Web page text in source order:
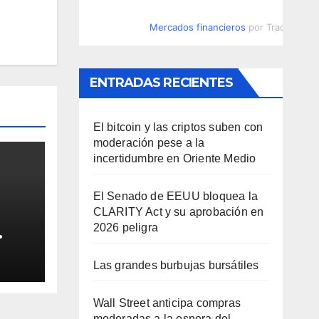
Mercados financieros por
ENTRADAS RECIENTES
El bitcoin y las criptos suben con
moderación pese a la
incertidumbre en Oriente Medio
El Senado de EEUU bloquea la
CLARITY Act y su aprobación en
2026 peligra
Las grandes burbujas bursátiles
Wall Street anticipa compras